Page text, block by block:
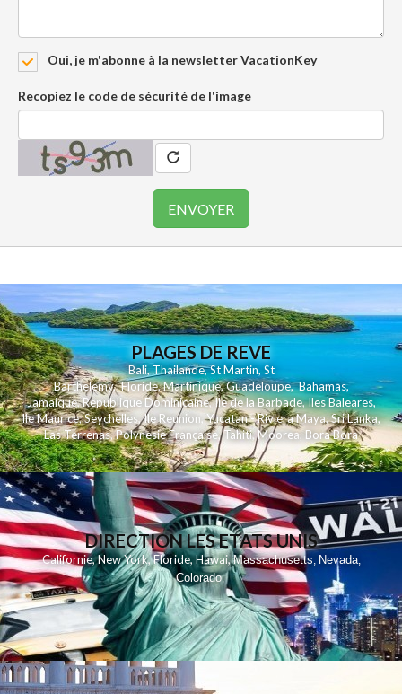
Oui, je m'abonne à la newsletter VacationKey
Recopiez le code de sécurité de l'image
PLAGES DE REVE
Bali,Thailande,St Martin,St
Barthelemy,Floride,Martinique,Guadeloupe,Bahamas,
Jamaique,Republique Dominicaine,Ile de la Barbade,Iles Baleares,
Ile Maurice,Seychelles,Ile Reunion,Yucatan - Riviera Maya,Sri Lanka,
Las Terrenas,Polynesie Française,Tahiti,Moorea, Bora Bora
DIRECTION LES ETATS UNIS
Californie,New York,Floride,Hawai,Massachusetts, Nevada,
Colorado,